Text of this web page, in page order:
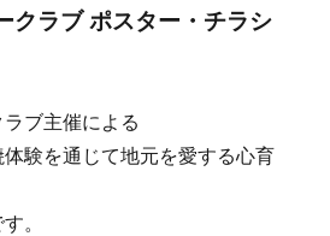
ト
クラブ ポスター・チラシ
ブ主催による
験を通じて地元を愛する心育
。